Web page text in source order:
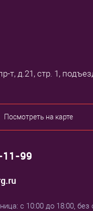
т, д.21, стр. 1,
Посмотреть на карте
11-99
с 10:00 до 18:00, без